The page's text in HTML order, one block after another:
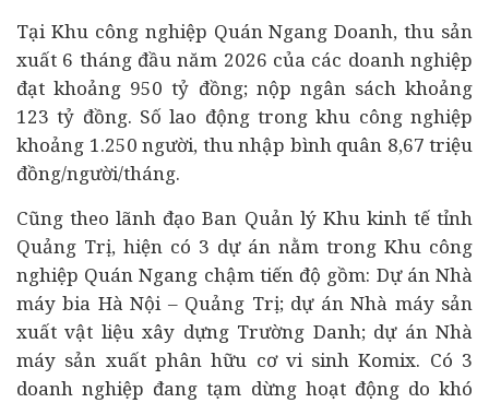
Tại Khu công nghiệp Quán Ngang Doanh, thu sản
xuất 6 tháng đầu năm 2026 của các doanh nghiệp
đạt khoảng 950 tỷ đồng; nộp ngân sách khoảng
123 tỷ đồng. Số lao động trong khu công nghiệp
khoảng 1.250 người, thu nhập bình quân 8,67 triệu
đồng/người/tháng.
Cũng theo lãnh đạo Ban Quản lý Khu kinh tế tỉnh
Quảng Trị, hiện có 3 dự án nằm trong Khu công
nghiệp Quán Ngang chậm tiến độ gồm: Dự án Nhà
máy bia Hà Nội – Quảng Trị; dự án Nhà máy sản
xuất vật liệu xây dựng Trường Danh; dự án Nhà
máy sản xuất phân hữu cơ vi sinh Komix. Có 3
doanh nghiệp đang tạm dừng hoạt động do khó